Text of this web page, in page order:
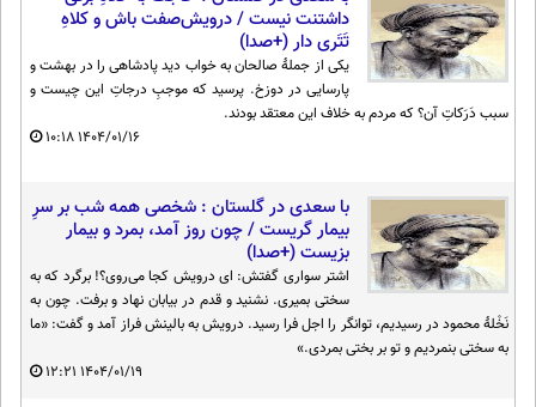
داشتنت نیست / درویش‌صفت باش و کلاهِ
تَتَری دار (+صدا)
یکی از جملهٔ صالحان به خواب دید پادشاهی را در بهشت و
پارسایی در دوزخ. پرسید که موجبِ درجاتِ این چیست و
سبب دَرَکاتِ آن؟ که مردم به خلاف این معتقد بودند.
۱۴۰۴/۰۱/۱۶۱۰:۱۸
با سعدی در گلستان : شخصی همه شب بر سرِ
بیمار گریست / چون روز آمد، بمرد و بیمار
بزیست (+صدا)
اشتر سواری گفتش: ای درویش کجا می‌روی؟! برگرد که به
سختی بمیری. نشنید و قدم در بیابان نهاد و برفت. چون به
نَخْلهٔ محمود در رسیدیم، توانگر را اجل فرا رسید. درویش به بالینش فراز آمد و گفت: «ما
به سختی بنمردیم و تو بر بختی بمردی.»
۱۴۰۴/۰۱/۱۹ ۱۲:۲۱